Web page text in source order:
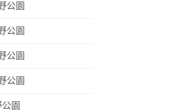
公園
公園
公園
公園
園